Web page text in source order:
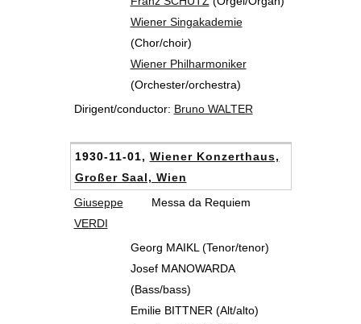
Wiener Singakademie
(Chor/choir)
Wiener Philharmoniker
(Orchester/orchestra)
Dirigent/conductor: Bruno WALTER
1930-11-01, Wiener Konzerthaus,
Großer Saal, Wien
Giuseppe
VERDI
Messa da Requiem
Georg MAIKL (Tenor/tenor)
Josef MANOWARDA
(Bass/bass)
Emilie BITTNER (Alt/alto)